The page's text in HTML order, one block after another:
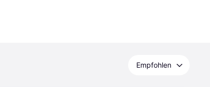
Empfohlen